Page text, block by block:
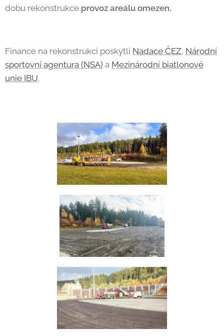
dobu rekonstrukce provoz areálu omezen.
Finance na rekonstrukci poskytli Nadace ČEZ, Národní
sportovní agentura (NSA) a Mezinárodní biatlonové
unie IBU.